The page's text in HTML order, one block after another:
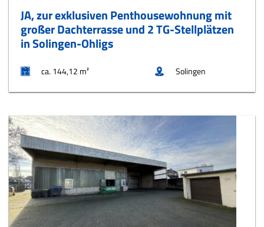
JA, zur exklusiven Penthousewohnung mit
großer Dachterrasse und 2 TG-Stellplätzen
in Solingen-Ohligs
ca. 144,12 m² Solingen